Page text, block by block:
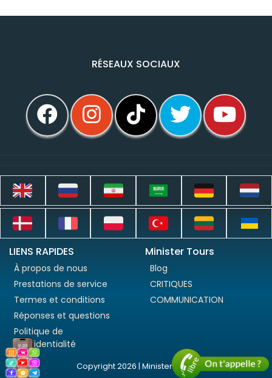
RÉSEAUX SOCIAUX
LIENS RAPIDES
À propos de nous
Prestations de service
Termes et conditions
Réponses et questions
Politique de
confidentialité
Minister Tours
Blog
CRITIQUES
COMMUNICATION
Copyright 2026 | Minister Tours